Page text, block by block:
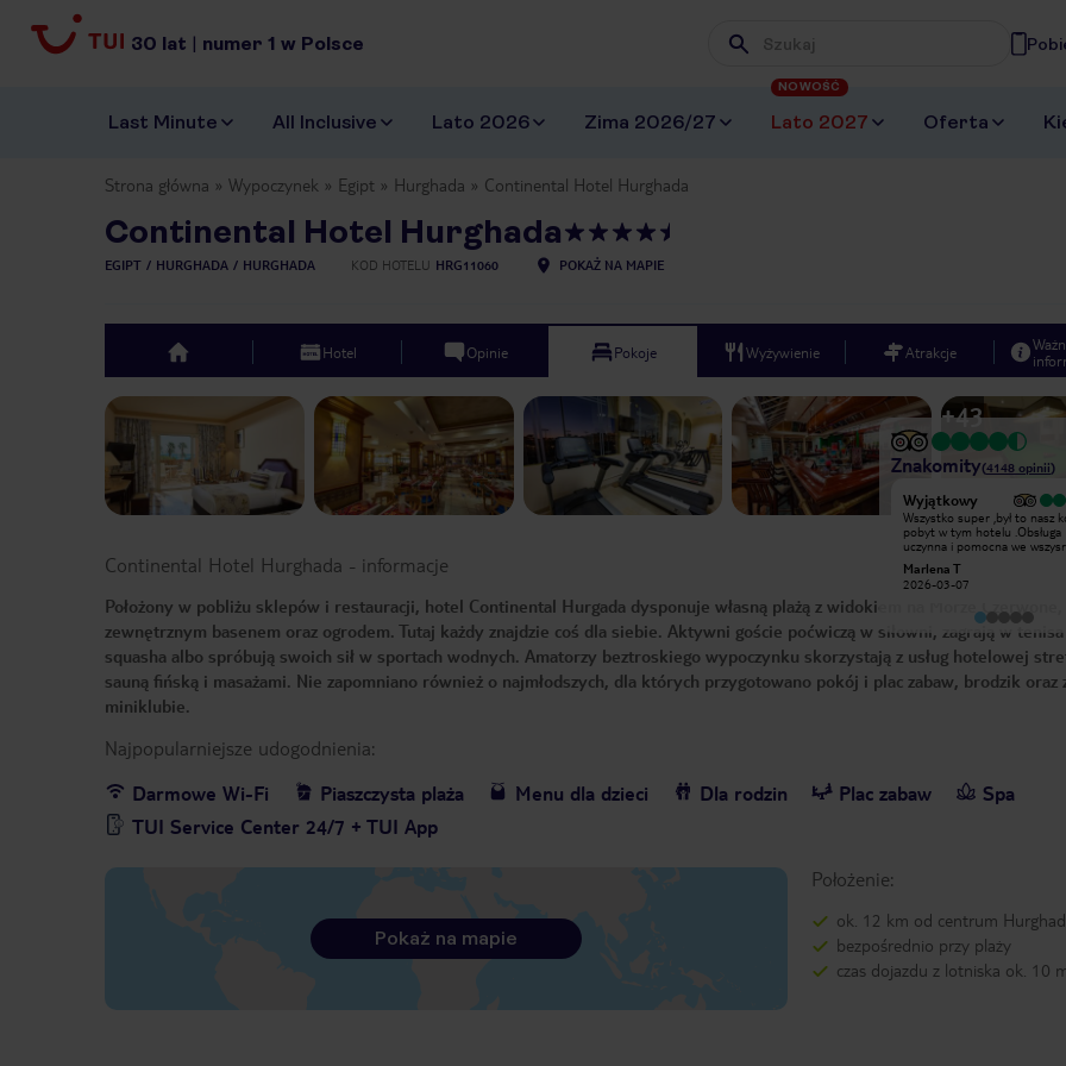
30 lat | numer 1 w Polsce Wpisz frazę, której szukasz
Last Minute All Inclusive Lato 2026 Zima 2026/27 Lato 2027
NOWOŚĆ
Oferta
Strona główna Wypoczynek Egipt Hurghada Continental Hotel Hurghada
Continental Hotel Hurghada
EGIPT HURGHADA HURGHADA KOD HOTELU HRG11060 POKAŻ NA MAPIE
top Hotel Opinie Pokoje Wyżywienie Atrakcje
Previous slide +43
Znakomity(4148 opinii)
Wyjątkowy
Super animacje ,świetne miejsce
bezpiecznie,,,,,,,,,,,,,;,,,,,,,,,,,
Wyjątkowy
Wszystko super ,był to nasz
pobyt w tym hotelu .Obsługa
uczynna i pomocna we
Marlena T
2026-03-07
Continental Hotel Hurghada - informacje
Położony w pobliżu sklepów i restauracji, hotel Continental Hurgada dysponuje własną plażą z widokiem na Morze Czerwone,
zewnętrznym basenem oraz ogrodem. Tutaj każdy znajdzie coś dla siebie. Aktywni goście poćwiczą w siłowni, zagrają w
squasha albo spróbują swoich sił w sportach wodnych. Amatorzy beztroskiego wypoczynku skorzystają z usług hotelowej
sauną fińską i masażami. Nie zapomniano również o najmłodszych, dla których przygotowano pokój i plac zabaw, brodzik oraz
miniklubie.
Najpopularniejsze udogodnienia:
Darmowe Wi-Fi
Piaszczysta plaża Menu dla dzieci Dla rodzin Plac zabaw
Spa
TUI Service Center 24/7 + TUI App
Położenie:
ok. 12 km od centrum
bezpośrednio przy plaży
czas dojazdu z lotniska ok. 10
Pokaż na mapie